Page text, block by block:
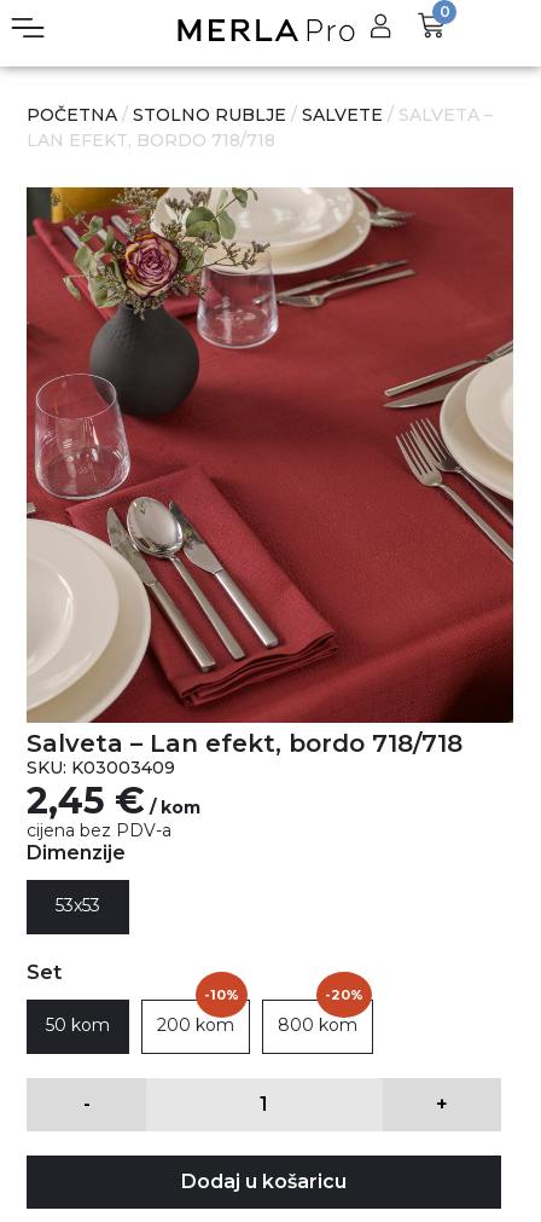
0
POČETNA /STOLNO RUBLJE /SALVETE / SALVETA –
LAN EFEKT, BORDO 718/718
Salveta – Lan efekt, bordo 718/718
SKU: K03003409
2,45 € / kom
cijena bez PDV-a
Dimenzije
53x53
Set
50 kom 200 kom
-10%
800 kom
-20%
- +
Dodaj u košaricu